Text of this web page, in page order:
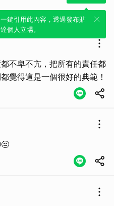
鍵引用此內容，透過發布貼
個人立場。
不卑不亢，把所有的責任都
覺得這是一個很好的典範！